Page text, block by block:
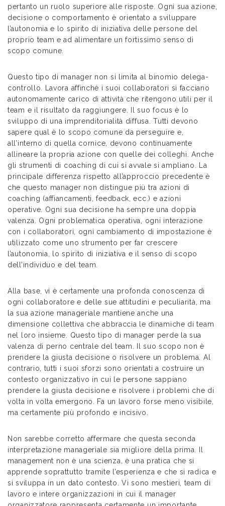
pertanto un ruolo superiore alle risposte. Ogni sua azione,
decisione o comportamento è orientato a sviluppare
l’autonomia e lo spirito di iniziativa delle persone del
proprio team e ad alimentare un fortissimo senso di
scopo comune.
Questo tipo di manager non si limita al binomio delega-
controllo. Lavora affinché i suoi collaboratori si facciano
autonomamente carico di attività che ritengono utili per il
team e il risultato da raggiungere. Il suo focus è lo
sviluppo di una imprenditorialità diffusa. Tutti devono
sapere qual è lo scopo comune da perseguire e,
all’interno di quella cornice, devono continuamente
allineare la propria azione con quelle dei colleghi. Anche
gli strumenti di coaching di cui si avvale si ampliano. La
principale differenza rispetto all’approccio precedente è
che questo manager non distingue più tra azioni di
coaching (affiancamenti, feedback, ecc.) e azioni
operative. Ogni sua decisione ha sempre una doppia
valenza. Ogni problematica operativa, ogni interazione
con i collaboratori, ogni cambiamento di impostazione è
utilizzato come uno strumento per far crescere
l’autonomia, lo spirito di iniziativa e il senso di scopo
dell’individuo e del team.
Alla base, vi è certamente una profonda conoscenza di
ogni collaboratore e delle sue attitudini e peculiarità, ma
la sua azione manageriale mantiene anche una
dimensione collettiva che abbraccia le dinamiche di team
nel loro insieme. Questo tipo di manager perde la sua
valenza di perno centrale del team. Il suo scopo non è
prendere la giusta decisione o risolvere un problema. Al
contrario, tutti i suoi sforzi sono orientati a costruire un
contesto organizzativo in cui le persone sappiano
prendere la giusta decisione e risolvere i problemi che di
volta in volta emergono. Fa un lavoro forse meno visibile,
ma certamente più profondo e incisivo.
Non sarebbe corretto affermare che questa seconda
interpretazione manageriale sia migliore della prima. Il
management non è una scienza, è una pratica che si
apprende soprattutto tramite l’esperienza e che si radica e
si sviluppa in un dato contesto. Vi sono mestieri, team di
lavoro e intere organizzazioni in cui il manager